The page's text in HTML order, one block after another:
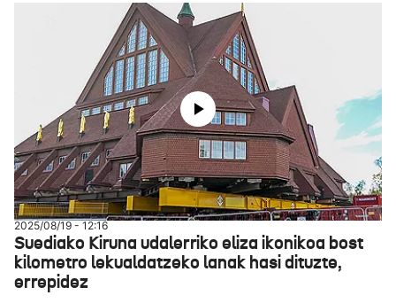
2025/08/19 - 12:16
Suediako Kiruna udalerriko eliza ikonikoa bost
kilometro lekualdatzeko lanak hasi dituzte,
errepidez